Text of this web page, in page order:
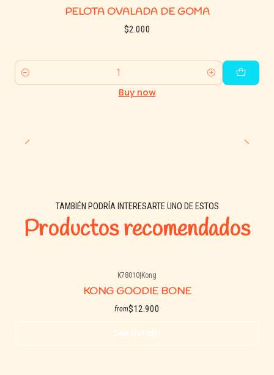
nunca falla! 🐶💖PELOTA OVALADA DE GOMA
$2.000
Quantity
Buy now
TAMBIÉN PODRÍA INTERESARTE UNO DE ESTOS
Productos recomendados
K78010|Kong
KONG GOODIE BONE
from$12.900
See details